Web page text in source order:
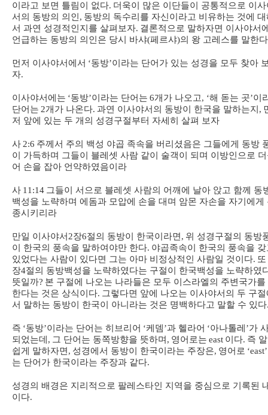
이라고 보면 틀림이 없다. 더욱이 많은 이단들이 공통적으로 이사
서의 동방의 의인 , 동방의 독수리를 자신이라고 비유하는 것에 대
서 과연 성경적인지를 살펴보자. 결론적으로 말하자면 이사야서
언급하는 동방의 의인은 당시 바샤(페르샤)의 왕 고레스를 말한다
먼저 이사야서에서 ‘동방’이라는 단어가 있는 성경을 모두 찾아
자.
이사야서에는 ‘동방’이라는 단어는 6개가 나오고, ‘해 돋는 곳’이
단어는 2개가 나온다. 과연 이사야서의 동방이 한국을 말하는지 ,
저 앞에 있는 두 개의 성경구절부터 자세히 살펴 보자
사 2:6 주께서 주의 백성 야곱 족속을 버리셨음은 그들에게 동방
이 가득하며 그들이 블레셋 사람 같이 술객이 되며 이방인으로
어 손을 잡아 언약하였음이라
사 11:14 그들이 서으로 블레셋 사람의 어깨에 날아 앉고 함께 동
백성을 노략하며 에돔과 모압에 손을 대며 암몬 자손을 자기에게
종시키리라
만일 이사야서 2장6절의 동방이 한국이라면 , 위 성경구절의 동방
이 한국의 풍속을 말하여야만 한다. 야곱족속이 한국의 풍속을 갖
있었다는 사람이 있다면 그는 아마 비정상적인 사람일 것이다. 또
장4절의 동방백성을 노략하였다는 구절이 한국백성을 노략하였
뜻일까? 본 구절에 나오는 나라들은 모두 이스라엘의 주변국가를
한다는 것은 상식이다. 그렇다면 앞에 나오는 이사야서의 두 구절
서 말하는 동방이 한국이 아니라는 것은 명백하다고 말할 수 있다
즉 ‘동방’이라는 단어는 히브리어 ‘케뎀’과 헬라어 ‘아나톨레 ’가
되었는데 , 그 단어는 동쪽방향을 뜻하며 , 영어로는 east 이다. 즉
쉽게 말하자면 , 성경에서 동방이 한국이라는 주장은, 영어로 ‘east’
는 단어가 한국이라는 주장과 같다.
성경의 배경은 지리적으로 팔레스타인 지역을 중심으로 기록된
이다.